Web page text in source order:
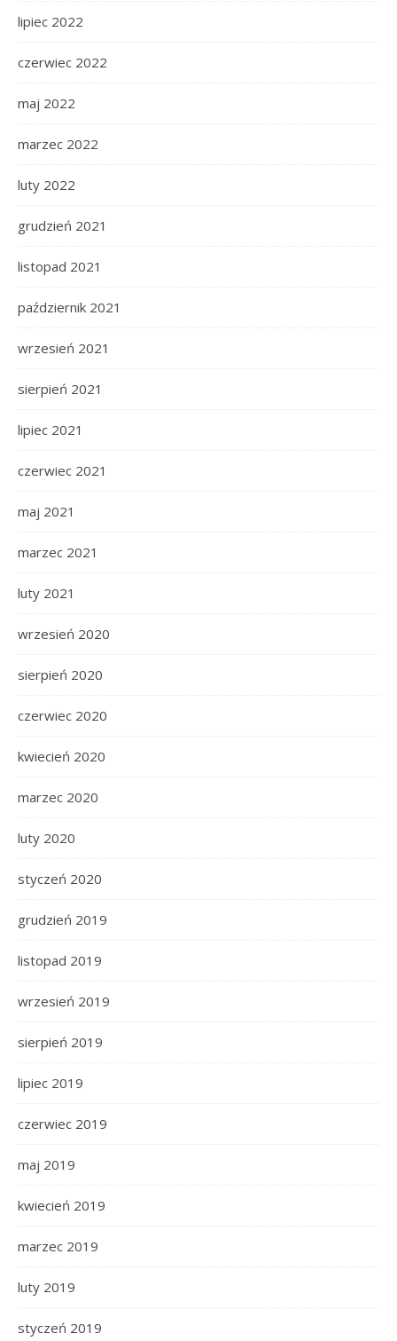
lipiec 2022
czerwiec 2022
maj 2022
marzec 2022
luty 2022
grudzień 2021
listopad 2021
październik 2021
wrzesień 2021
sierpień 2021
lipiec 2021
czerwiec 2021
maj 2021
marzec 2021
luty 2021
wrzesień 2020
sierpień 2020
czerwiec 2020
kwiecień 2020
marzec 2020
luty 2020
styczeń 2020
grudzień 2019
listopad 2019
wrzesień 2019
sierpień 2019
lipiec 2019
czerwiec 2019
maj 2019
kwiecień 2019
marzec 2019
luty 2019
styczeń 2019